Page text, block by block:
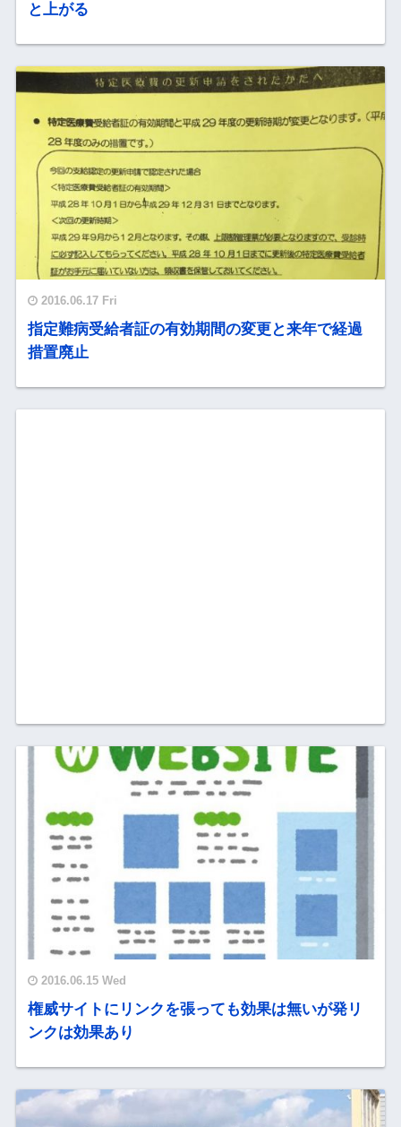
と上がる
2016.06.17 Fri
指定難病受給者証の有効期間の変更と来年で経過
措置廃止
2016.06.15 Wed
権威サイトにリンクを張っても効果は無いが発リ
ンクは効果あり